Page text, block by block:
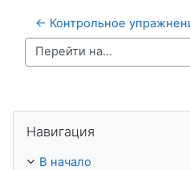
← Контрольное
Перейти на...
Навигация
В начало